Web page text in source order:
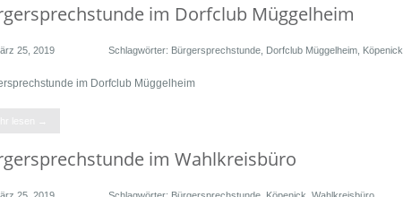
im Dorfclub Müggelheim
25, 2019 Schlagwörter: Bürgersprechstunde Dorfclub Müggelheim Köpenick
im Dorfclub Müggelheim
lesen →
im Wahlkreisbüro